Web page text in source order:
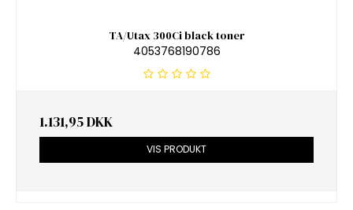
TA/Utax 300Ci black toner
4053768190786
1.131,95 DKK
VIS PRODUKT